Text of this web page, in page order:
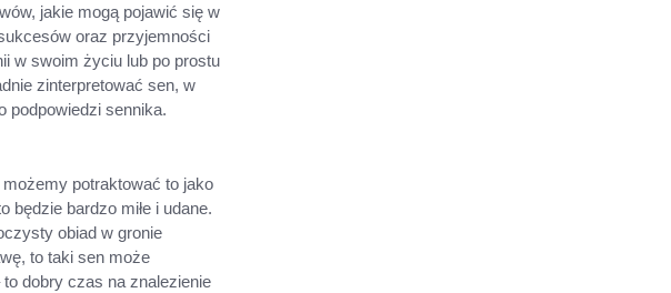
jakie mogą pojawić się w
oraz przyjemności
w swoim życiu lub po prostu
zinterpretować sen, w
podpowiedzi sennika.
potraktować to jako
będzie bardzo miłe i udane.
obiad w gronie
to taki sen może
dobry czas na znalezienie